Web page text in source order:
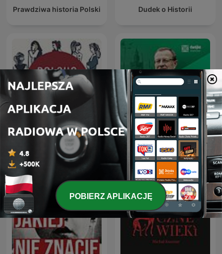
Prawdziwa historia Polski Dudek o Historii
Polska na ucho
Prof. Antoni Dudek:
Rzeczypospolite
POBIERZ APLIKACJĘ